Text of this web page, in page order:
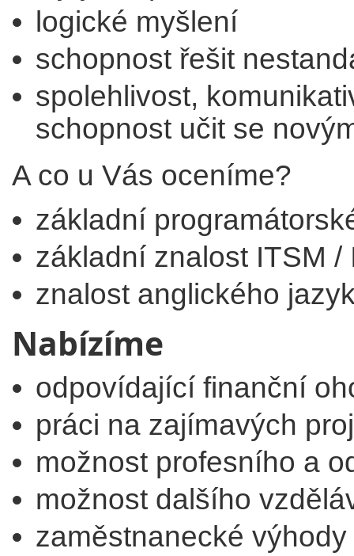
logické myšlení
schopnost řešit
spolehlivost,
schopnost učit se
A co u Vás oceníme?
základní
základní znalost ITSM /
znalost anglického
Nabízíme
odpovídající finanční
práci na zajímavých
možnost profesního a
možnost dalšího
zaměstnanecké výhody